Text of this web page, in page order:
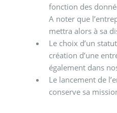
fonction des
A noter que
mettra alors à sa
Le choix d’un
création d’une
également dans
Le lancement de
conserve sa